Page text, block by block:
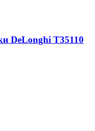
DeLonghi T35110